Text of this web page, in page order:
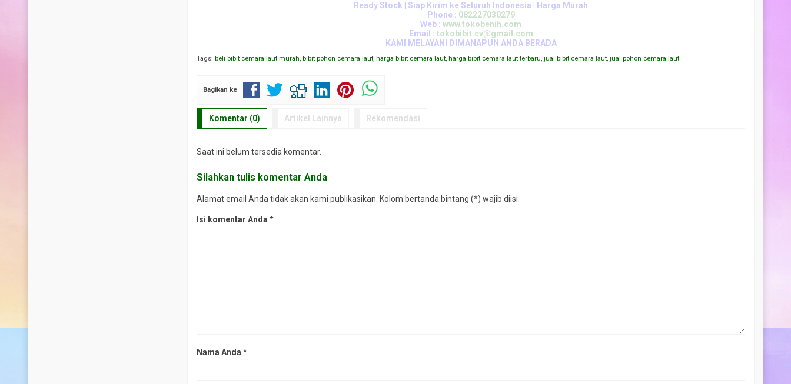
Ready Stock | Siap Kirim ke Seluruh Indonesia | Harga Murah
Phone : 082227030279
Web :www.tokobenih.com
Email : tokobibit.cv@gmail.com
KAMI MELAYANI DIMANAPUN ANDA BERADA
Tags: beli bibit cemara laut murah, bibit pohon cemara laut, harga bibit cemara laut, harga bibit cemara laut terbaru,jual bibit cemara laut,jual pohon cemara laut
Bagikan ke
Komentar (0) Artikel Lainnya Rekomendasi
Saat ini belum tersedia komentar.
Silahkan tulis komentar Anda
Alamat email Anda tidak akan kami publikasikan. Kolom bertanda bintang (*) wajib diisi.
Isi komentar Anda *
Nama Anda *